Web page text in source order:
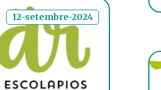
12-setembre-2024